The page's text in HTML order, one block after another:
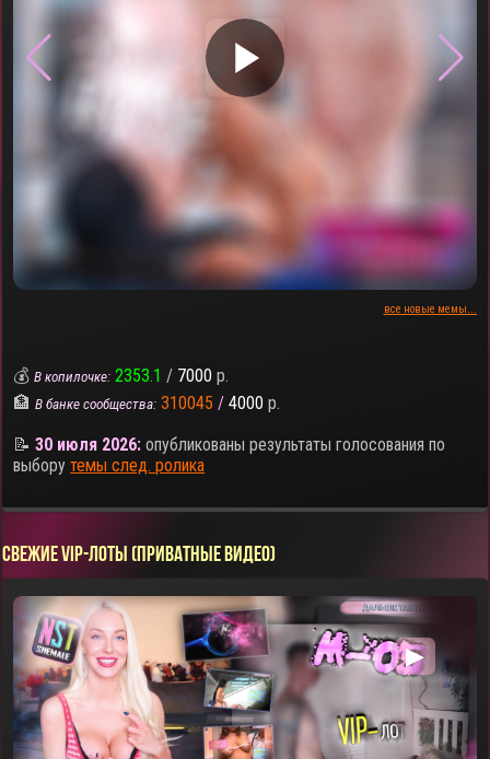
▶
все новые мемы...
💰В копилочке: 2353.1 / 7000 р.
🏦В банке сообщества: 310045 / 4000 р.
📝30 июля 2026: опубликованы результаты голосования по
выборутемы след. ролика
СВЕЖИЕ VIP-ЛОТЫ (ПРИВАТНЫЕ ВИДЕО)
▶